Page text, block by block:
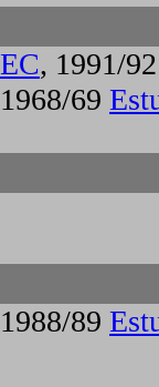
, 1991/
69
89